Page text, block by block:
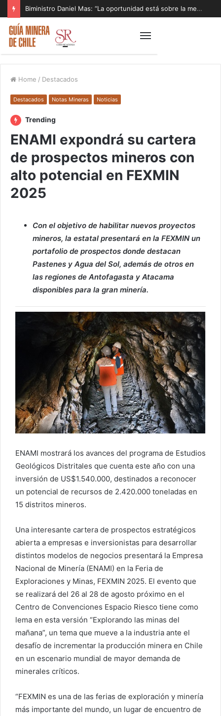
Biministro Daniel Mas: “La oportunidad está sobre la mesa y tenemos que aprovecharla”
Home / Destacados
Destacados Notas Mineras Noticias
Trending
ENAMI expondrá su cartera
de prospectos mineros con
alto potencial en FEXMIN
2025
Con el objetivo de habilitar nuevos proyectos
mineros, la estatal presentará en la FEXMIN un
portafolio de prospectos donde destacan
Pastenes y Agua del Sol, además de otros en
las regiones de Antofagasta y Atacama
disponibles para la gran minería.
ENAMI mostrará los avances del programa de Estudios
Geológicos Distritales que cuenta este año con una
inversión de US$1.540.000, destinados a reconocer
un potencial de recursos de 2.420.000 toneladas en
15 distritos mineros.
Una interesante cartera de prospectos estratégicos
abierta a empresas e inversionistas para desarrollar
distintos modelos de negocios presentará la Empresa
Nacional de Minería (ENAMI) en la Feria de
Exploraciones y Minas, FEXMIN 2025. El evento que
se realizará del 26 al 28 de agosto próximo en el
Centro de Convenciones Espacio Riesco tiene como
lema en esta versión “Explorando las minas del
mañana”, un tema que mueve a la industria ante el
desafío de incrementar la producción minera en Chile
en un escenario mundial de mayor demanda de
minerales críticos.
“FEXMIN es una de las ferias de exploración y minería
más importante del mundo, un lugar de encuentro de